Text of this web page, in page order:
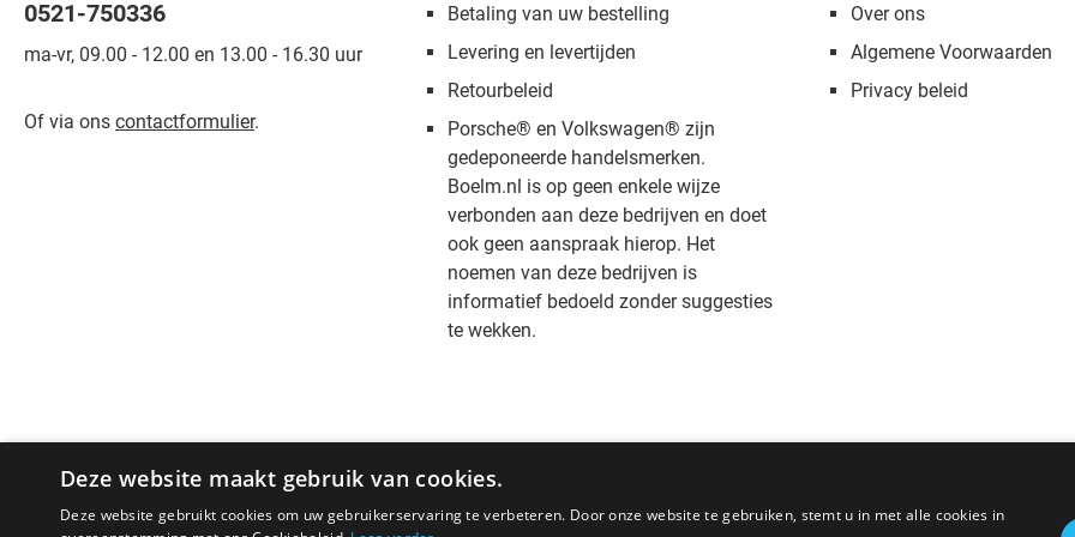
0521-750336
ma-vr, 09.00 - 12.00 en 13.00 - 16.30 uur
Of via ons contactformulier.
Betaling van uw bestelling
Levering en levertijden
Retourbeleid
Porsche® en Volkswagen® zijn
gedeponeerde handelsmerken.
Boelm.nl is op geen enkele wijze
verbonden aan deze bedrijven en doet
ook geen aanspraak hierop. Het
noemen van deze bedrijven is
informatief bedoeld zonder suggesties
te wekken.
Over ons
Algemene Voorwaarden
Privacy beleid
Deze website maakt gebruik van cookies.
Deze website gebruikt cookies om uw gebruikerservaring te verbeteren. Door onze website te gebruiken, stemt u in met alle cookies in